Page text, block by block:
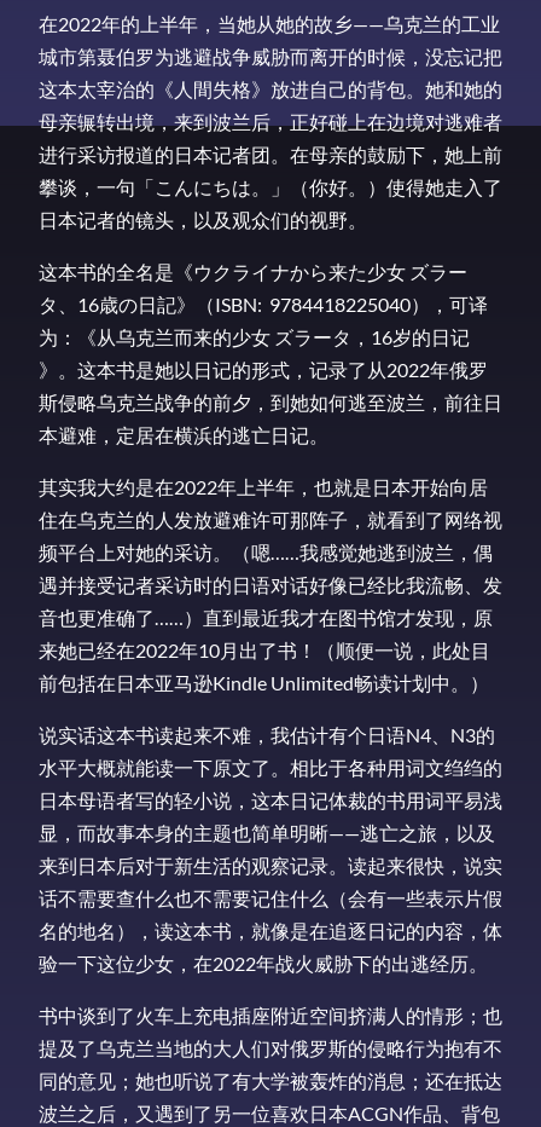
在2022年的上半年，当她从她的故乡——乌克兰的工业
城市第聂伯罗为逃避战争威胁而离开的时候，没忘记把
这本太宰治的《人間失格》放进自己的背包。她和她的
母亲辗转出境，来到波兰后，正好碰上在边境对逃难者
进行采访报道的日本记者团。在母亲的鼓励下，她上前
攀谈，一句「こんにちは。」（你好。）使得她走入了
日本记者的镜头，以及观众们的视野。
这本书的全名是《ウクライナから来た少女 ズラー
タ、16歳の日記》（ISBN: ‎ 9784418225040），可译
为：《从乌克兰而来的少女 ズラータ，16岁的日记
》。这本书是她以日记的形式，记录了从2022年俄罗
斯侵略乌克兰战争的前夕，到她如何逃至波兰，前往日
本避难，定居在横浜的逃亡日记。
其实我大约是在2022年上半年，也就是日本开始向居
住在乌克兰的人发放避难许可那阵子，就看到了网络视
频平台上对她的采访。（嗯……我感觉她逃到波兰，偶
遇并接受记者采访时的日语对话好像已经比我流畅、发
音也更准确了……）直到最近我才在图书馆才发现，原
来她已经在2022年10月出了书！（顺便一说，此处目
前包括在日本亚马逊Kindle Unlimited畅读计划中。）
说实话这本书读起来不难，我估计有个日语N4、N3的
水平大概就能读一下原文了。相比于各种用词文绉绉的
日本母语者写的轻小说，这本日记体裁的书用词平易浅
显，而故事本身的主题也简单明晰——逃亡之旅，以及
来到日本后对于新生活的观察记录。读起来很快，说实
话不需要查什么也不需要记住什么（会有一些表示片假
名的地名），读这本书，就像是在追逐日记的内容，体
验一下这位少女，在2022年战火威胁下的出逃经历。
书中谈到了火车上充电插座附近空间挤满人的情形；也
提及了乌克兰当地的大人们对俄罗斯的侵略行为抱有不
同的意见；她也听说了有大学被轰炸的消息；还在抵达
波兰之后，又遇到了另一位喜欢日本ACGN作品、背包